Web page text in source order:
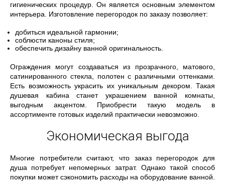
гигиенических процедур. Он является основным элементом
интерьера. Изготовление перегородок по заказу позволяет:
добиться идеальной гармонии;
соблюсти каноны стиля;
обеспечить дизайну ванной оригинальность.
Ограждения могут создаваться из прозрачного, матового,
сатинированного стекла, полотен с различными оттенками.
Есть возможность украсить их уникальным декором. Такая
душевая кабина станет украшением ванной комнаты,
выгодным акцентом. Приобрести такую модель в
ассортименте готовых изделий практически невозможно.
Экономическая выгода
Многие потребители считают, что заказ перегородок для
душа потребует непомерных затрат. Однако такой способ
покупки может сэкономить расходы на оборудование ванной.